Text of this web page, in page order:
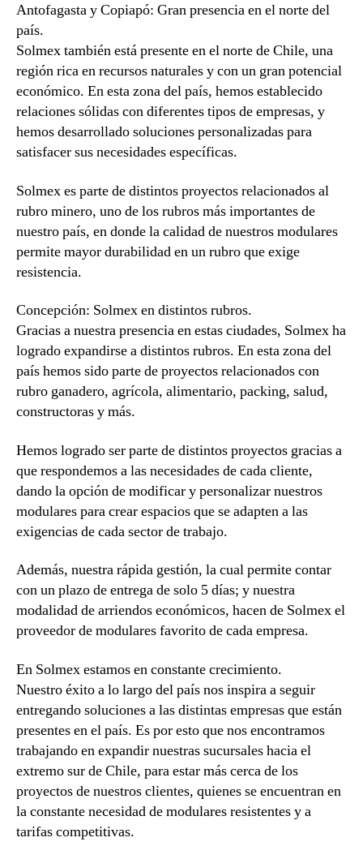
Antofagasta y Copiapó: Gran presencia en el norte del
país.
Solmex también está presente en el norte de Chile, una
región rica en recursos naturales y con un gran potencial
económico. En esta zona del país, hemos establecido
relaciones sólidas con diferentes tipos de empresas, y
hemos desarrollado soluciones personalizadas para
satisfacer sus necesidades específicas.
Solmex es parte de distintos proyectos relacionados al
rubro minero, uno de los rubros más importantes de
nuestro país, en donde la calidad de nuestros modulares
permite mayor durabilidad en un rubro que exige
resistencia.
Concepción: Solmex en distintos rubros.
Gracias a nuestra presencia en estas ciudades, Solmex ha
logrado expandirse a distintos rubros. En esta zona del
país hemos sido parte de proyectos relacionados con
rubro ganadero, agrícola, alimentario, packing, salud,
constructoras y más.
Hemos logrado ser parte de distintos proyectos gracias a
que respondemos a las necesidades de cada cliente,
dando la opción de modificar y personalizar nuestros
modulares para crear espacios que se adapten a las
exigencias de cada sector de trabajo.
Además, nuestra rápida gestión, la cual permite contar
con un plazo de entrega de solo 5 días; y nuestra
modalidad de arriendos económicos, hacen de Solmex el
proveedor de modulares favorito de cada empresa.
En Solmex estamos en constante crecimiento.
Nuestro éxito a lo largo del país nos inspira a seguir
entregando soluciones a las distintas empresas que están
presentes en el país. Es por esto que nos encontramos
trabajando en expandir nuestras sucursales hacia el
extremo sur de Chile, para estar más cerca de los
proyectos de nuestros clientes, quienes se encuentran en
la constante necesidad de modulares resistentes y a
tarifas competitivas.